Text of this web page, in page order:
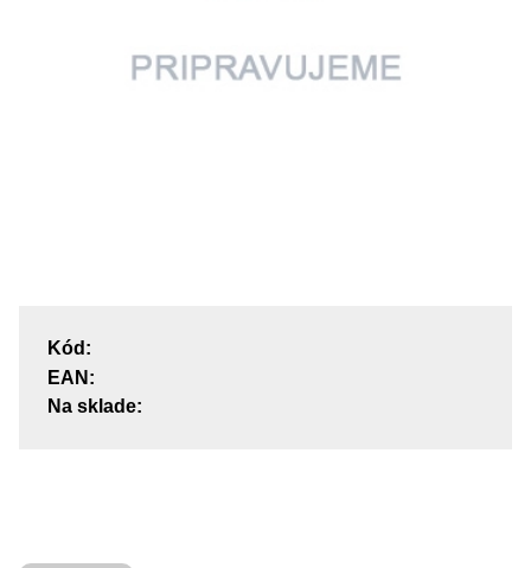
Kód:
EAN:
Na sklade: